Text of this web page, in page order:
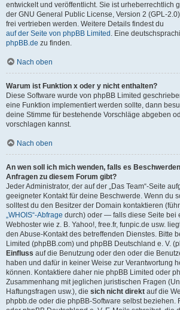
entwickelt und veröffentlicht. Sie ist urheberrechtlich
der GNU General Public License, Version 2 (GPL-
frei vertrieben werden. Weitere Details findest du
auf der Seite von phpBB Limited . Eine
phpBB.de zu finden.
Nach oben
Warum ist Funktion x oder y nicht enthalten?
Diese Software wurde von phpBB Limited
eine Funktion implementiert werden sollte, dann
deine Stimme für bestehende Vorschläge abgeben
vorschlagen kannst.
Nach oben
An wen soll ich mich wenden, falls es
Anfragen zu diesem Forum gibt?
Jeder Administrator, der auf der „Das Team“-Seite
geeigneter Kontakt für deine Beschwerde. Wenn du
solltest du den Besitzer der Domain kontaktieren
„WHOIS“-Abfrage durch) oder — falls diese Seite bei
Webhoster wie z. B. Yahoo!, free.fr, funpic.de usw.
den Abuse-Kontakt des betreffenden Dienstes. Bitte
Limited (phpBB.com) und phpBB Deutschland e. V.
Einfluss auf die Benutzung oder den oder die
haben und dafür in keiner Weise zur Verantwortung
können. Kontaktiere daher nie phpBB Limited oder
Zusammenhang mit jeglichen juristischen Fragen
Haftungsfragen usw.), die sich nicht direkt auf die
phpbb.de oder die phpBB-Software selbst beziehen.